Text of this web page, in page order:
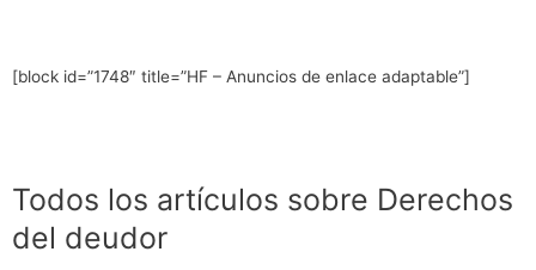
[block id=”1748″ title=”HF – Anuncios de enlace adaptable”]
Todos los artículos sobre Derechos
del deudor